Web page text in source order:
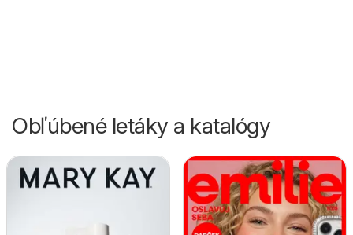
Obľúbené letáky a katalógy